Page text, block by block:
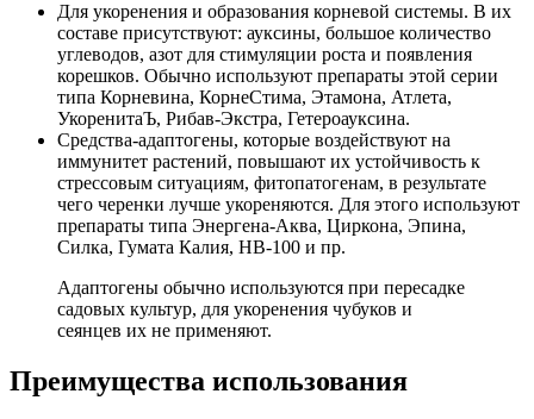
Для укоренения и образования корневой системы. В их
составе присутствуют: ауксины, большое количество
углеводов, азот для стимуляции роста и появления
корешков. Обычно используют препараты этой серии
типа Корневина, КорнеСтима, Этамона, Атлета,
УкоренитаЪ, Рибав-Экстра, Гетероауксина.
Средства-адаптогены, которые воздействуют на
иммунитет растений, повышают их устойчивость к
стрессовым ситуациям, фитопатогенам, в результате
чего черенки лучше укореняются. Для этого используют
препараты типа Энергена-Аква, Циркона, Эпина,
Силка, Гумата Калия, НВ-100 и пр.
Адаптогены обычно используются при пересадке
садовых культур, для укоренения чубуков и
сеянцев их не применяют.
Преимущества использования